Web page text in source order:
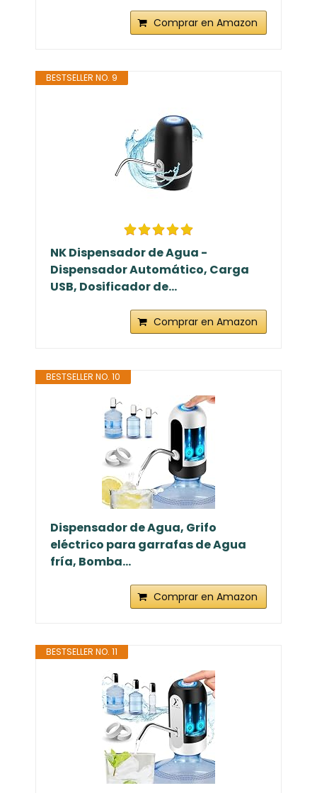
Comprar en Amazon
BESTSELLER NO. 9
NK Dispensador de Agua -
Dispensador Automático, Carga
USB, Dosificador de...
Comprar en Amazon
BESTSELLER NO. 10
Dispensador de Agua, Grifo
eléctrico para garrafas de Agua
fría, Bomba...
Comprar en Amazon
BESTSELLER NO. 11